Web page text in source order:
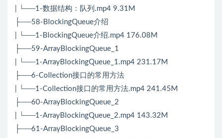
| └──1-数据结构：队列.mp4 9.31M
├──58-BlockingQueue介绍
| └──1-BlockingQueue介绍.mp4 176.08M
├──59-ArrayBlockingQueue_1
| └──1-ArrayBlockingQueue_1.mp4 231.17M
├──6-Collection接口的常用方法
| └──1-Collection接口的常用方法.mp4 241.45M
├──60-ArrayBlockingQueue_2
| └──1-ArrayBlockingQueue_2.mp4 143.32M
├──61-ArrayBlockingQueue_3